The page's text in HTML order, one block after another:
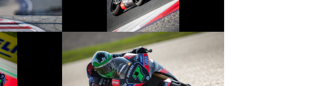
© R.Lekl